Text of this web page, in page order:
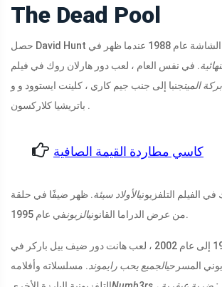
The Dead Pool
حصل David Hunt على أول دور على الشاشة عام 1988 عندما ظهر في
. في نفس العام ، لعب دور هارلان روك في فيلم
بركة الميتجنبا إلى جنب جيم كاري ، كلينت ايستوود و و
باتريشيا كلاركسون .
كاسي مطاردة القيمة الصافية
الأولاد سيئة. ظهر ضيفًا في حلقة
من عرض الدراما القانونيالزبون في عام 1995.
من عام 1998 إلى عام 2002 ، لعب هانت دور ضيف بيل باركر في
المسرحيالجميع يحب رايموند . مسلسلاته وأفلامه